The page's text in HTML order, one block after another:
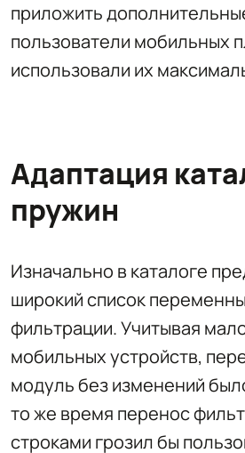
приложить
пользователи мобильных
использовали их
Адаптация
пружин
Изначально в каталоге
широкий список
фильтрации. Учитывая
мобильных устройств,
модуль без изменений
то же время перенос
строками грозил бы